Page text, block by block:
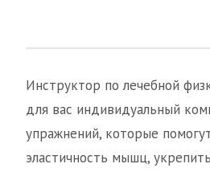
Инструктор по лечебной
для вас индивидуальный
упражнений, которые
эластичность мышц,